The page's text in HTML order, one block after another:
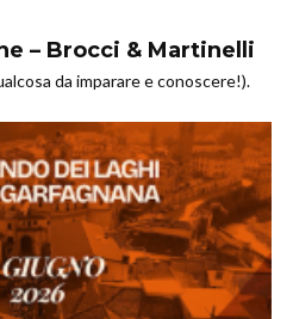
– Brocci & Martinelli
da imparare e conoscere!).